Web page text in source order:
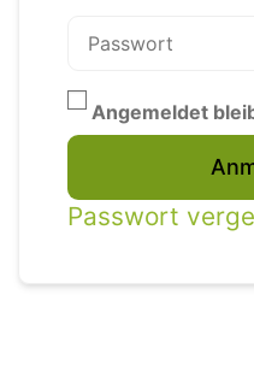
Angemeldet
Alternative:
Passwort